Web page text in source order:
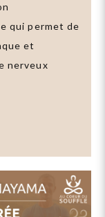
qui permet de
et
nerveux